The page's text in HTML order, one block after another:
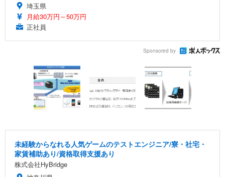
埼玉県
月給30万円～50万円
正社員
Sponsored by
未経験からなれる人気ゲームのテストエンジニア/寮・社宅・
家賃補助あり/資格取得支援あり
株式会社HyBridge